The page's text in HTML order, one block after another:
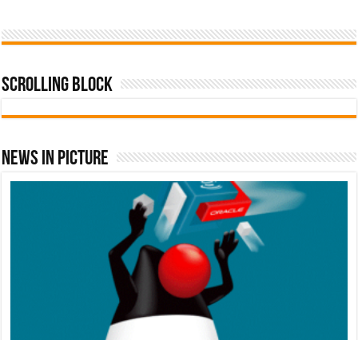
Scrolling Block
News In Picture